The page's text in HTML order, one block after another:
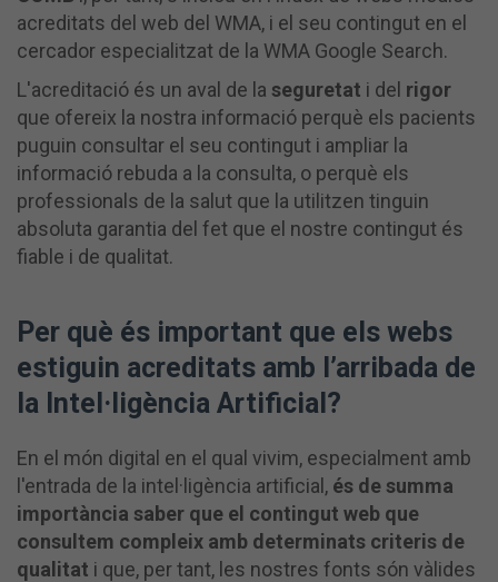
acreditats del web del WMA, i el seu contingut en el
cercador especialitzat de la WMA Google Search.
L'acreditació és un aval de la seguretat i del rigor
que ofereix la nostra informació perquè els pacients
puguin consultar el seu contingut i ampliar la
informació rebuda a la consulta, o perquè els
professionals de la salut que la utilitzen tinguin
absoluta garantia del fet que el nostre contingut és
fiable i de qualitat.
Per què és important que els webs
estiguin acreditats amb l’arribada de
la Intel·ligència Artificial?
En el món digital en el qual vivim, especialment amb
l'entrada de la intel·ligència artificial, és de summa
importància saber que el contingut web que
consultem compleix amb determinats criteris de
qualitat i que, per tant, les nostres fonts són vàlides